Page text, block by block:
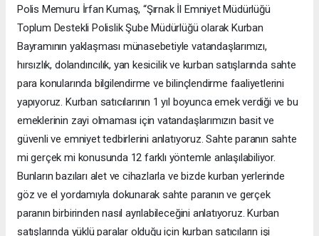
Polis Memuru İrfan Kumaş, “Şırnak İl Emniyet Müdürlüğü
Toplum Destekli Polislik Şube Müdürlüğü olarak Kurban
Bayramının yaklaşması münasebetiyle vatandaşlarımızı,
hırsızlık, dolandırıcılık, yan kesicilik ve kurban satışlarında sahte
para konularında bilgilendirme ve bilinçlendirme faaliyetlerini
yapıyoruz. Kurban satıcılarının 1 yıl boyunca emek verdiği ve bu
emeklerinin zayi olmaması için vatandaşlarımızın basit ve
güvenli ve emniyet tedbirlerini anlatıyoruz. Sahte paranın sahte
mi gerçek mi konusunda 12 farklı yöntemle anlaşılabiliyor.
Bunların bazıları alet ve cihazlarla ve bizde kurban yerlerinde
göz ve el yordamıyla dokunarak sahte paranın ve gerçek
paranın birbirinden nasıl ayrılabileceğini anlatıyoruz. Kurban
satışlarında yüklü paralar olduğu için kurban satıcıların işi